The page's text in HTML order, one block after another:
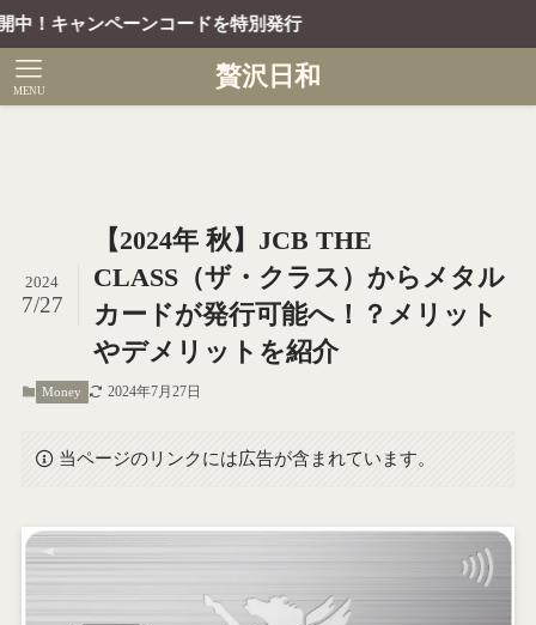
ーンコードを特別発行
贅沢日和
MENU
【2024年 秋】JCB THE
CLASS（ザ・クラス）からメタル
カードが発行可能へ！？メリット
やデメリットを紹介
2024
7/27
Money 2024年7月27日
当ページのリンクには広告が含まれています。